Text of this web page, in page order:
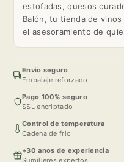
estofadas, quesos
Balón, tu tienda de
el asesoramiento de
Envio seguro
Embalaje reforzado
Pago 100% seguro
SSL encriptado
Control de temperatura
Cadena de frio
+30 anos de experiencia
Sumilleres expertos